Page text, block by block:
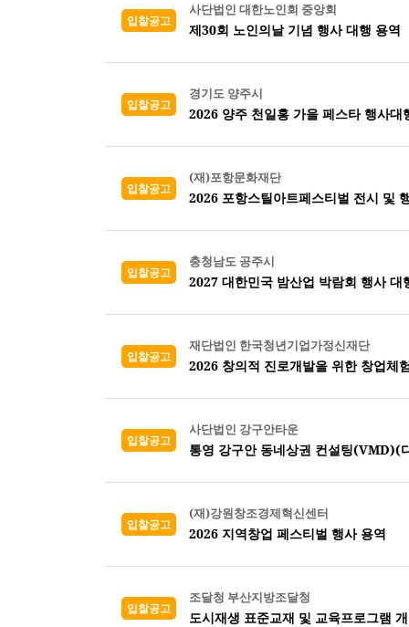
입찰공고
사단법인 대한노인회 중앙회
제30회 노인의날 기념 행사 대행 용역
입찰공고
경기도 양주시
2026 양주 천일홍 가을 페스타 행사대
입찰공고
(재)포항문화재단
2026 포항스틸아트페스티벌 전시 및
입찰공고
충청남도 공주시
2027 대한민국 밤산업 박람회 행사 대
입찰공고
재단법인 한국청년기업가정신재단
2026 창의적 진로개발을 위한 창업체
입찰공고
사단법인 강구안타운
통영 강구안 동네상권 컨설팅(VMD)(
입찰공고
(재)강원창조경제혁신센터
2026 지역창업 페스티벌 행사 용역
입찰공고
조달청 부산지방조달청
도시재생 표준교재 및 교육프로그램